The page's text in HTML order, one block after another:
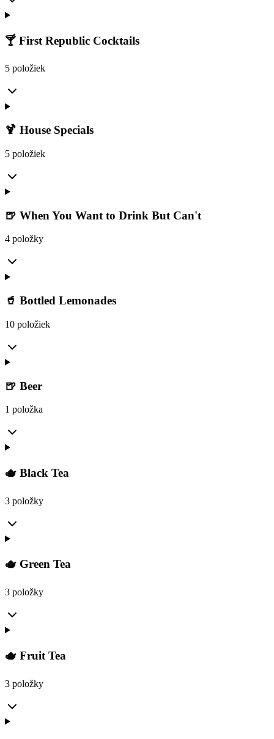
🍸 First Republic Cocktails
5 položiek
🍹 House Specials
5 položiek
🍺 When You Want to Drink But Can't
4 položky
🥤 Bottled Lemonades
10 položiek
🍺 Beer
1 položka
🫖 Black Tea
3 položky
🫖 Green Tea
3 položky
🫖 Fruit Tea
3 položky